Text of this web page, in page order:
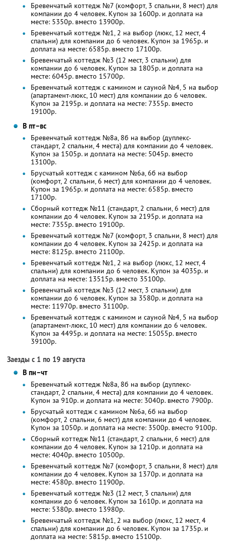
Бревенчатый коттедж №7 (комфорт, 3 спальни, 8 мест) для
компании до 4 человек. Купон за 1600р. и доплата на
месте: 5350р. вместо 13900р.
Бревенчатый коттедж №1, 2 на выбор (люкс, 12 мест, 4
спальни) для компании до 6 человек. Купон за 1965р. и
доплата на месте: 6585р. вместо 17100р.
Бревенчатый коттедж №3 (12 мест, 3 спальни) для
компании до 6 человек. Купон за 1805р. и доплата на
месте: 6045р. вместо 15700р.
Бревенчатый коттедж с камином и сауной №4, 5 на выбор
(апартамент-люкс, 10 мест) для компании до 6 человек.
Купон за 2195р. и доплата на месте: 7355р. вместо
19100р.
В пт–вс
Бревенчатый коттедж №8а, 8б на выбор (дуплекс-
стандарт, 2 спальни, 4 места) для компании до 4 человек.
Купон за 1505р. и доплата на месте: 5045р. вместо
13100р.
Брусчатый коттедж с камином №6а, 6б на выбор
(комфорт, 2 спальни, 6 мест) для компании до 4 человек.
Купон за 1965р. и доплата на месте: 6585р. вместо
17100р.
Сборный коттедж №11 (стандарт, 2 спальни, 6 мест) для
компании до 4 человек. Купон за 2195р. и доплата на
месте: 7355р. вместо 19100р.
Бревенчатый коттедж №7 (комфорт, 3 спальни, 8 мест) для
компании до 4 человек. Купон за 2425р. и доплата на
месте: 8125р. вместо 21100р.
Бревенчатый коттедж №1, 2 на выбор (люкс, 12 мест, 4
спальни) для компании до 6 человек. Купон за 4035р. и
доплата на месте: 13515р. вместо 35100р.
Бревенчатый коттедж №3 (12 мест, 3 спальни) для
компании до 6 человек. Купон за 3580р. и доплата на
месте: 11970р. вместо 31100р.
Бревенчатый коттедж с камином и сауной №4, 5 на выбор
(апартамент-люкс, 10 мест) для компании до 6 человек.
Купон за 4495р. и доплата на месте: 15055р. вместо
39100р.
Заезды с 1 по 19 августа
В пн–чт
Бревенчатый коттедж №8а, 8б на выбор (дуплекс-
стандарт, 2 спальни, 4 места) для компании до 4 человек.
Купон за 910р. и доплата на месте: 3040р. вместо 7900р.
Брусчатый коттедж с камином №6а, 6б на выбор
(комфорт, 2 спальни, 6 мест) для компании до 4 человек.
Купон за 1050р. и доплата на месте: 3500р. вместо 9100р.
Сборный коттедж №11 (стандарт, 2 спальни, 6 мест) для
компании до 4 человек. Купон за 1210р. и доплата на
месте: 4040р. вместо 10500р.
Бревенчатый коттедж №7 (комфорт, 3 спальни, 8 мест) для
компании до 4 человек. Купон за 1370р. и доплата на
месте: 4580р. вместо 11900р.
Бревенчатый коттедж №3 (12 мест, 3 спальни) для
компании до 6 человек. Купон за 1610р. и доплата на
месте: 5380р. вместо 13980р.
Бревенчатый коттедж №1, 2 на выбор (люкс, 12 мест, 4
спальни) для компании до 6 человек. Купон за 1735р. и
доплата на месте: 5815р. вместо 15100р.